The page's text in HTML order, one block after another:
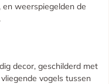
weerspiegelden de
decor, geschilderd met
vogels tussen